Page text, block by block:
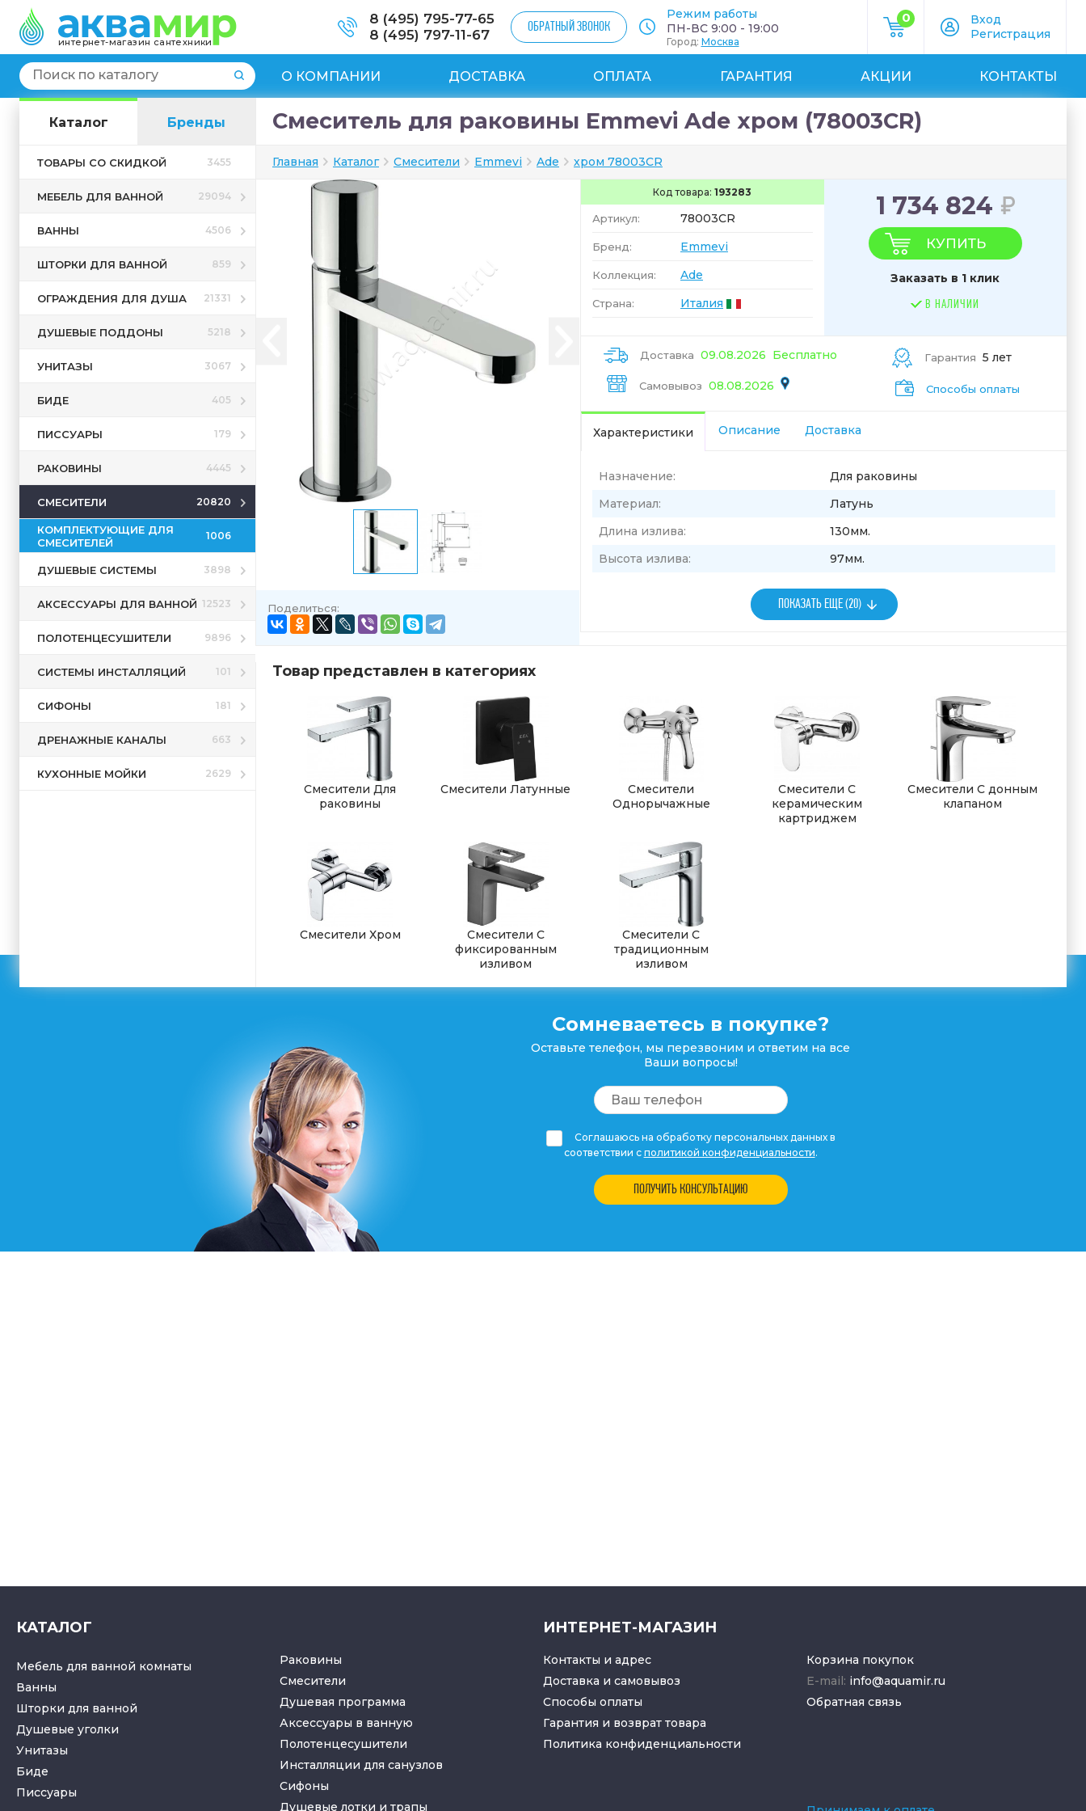
интернет-магазин сантехники
8 (495) 795-77-65
8 (495) 797-11-67
ОБРАТНЫЙ ЗВОНОК
Режим работы
ПН-ВС 9:00 - 19:00
Город: Москва
0
Вход
Регистрация
О КОМПАНИИ ДОСТАВКА ОПЛАТА ГАРАНТИЯ АКЦИИ КОНТАКТЫ
Каталог Бренды
ТОВАРЫ СО СКИДКОЙ 3455
МЕБЕЛЬ ДЛЯ ВАННОЙ 29094
ВАННЫ 4506
ШТОРКИ ДЛЯ ВАННОЙ 859
ОГРАЖДЕНИЯ ДЛЯ ДУША 21331
ДУШЕВЫЕ ПОДДОНЫ 5218
УНИТАЗЫ 3067
БИДЕ 405
ПИССУАРЫ 179
РАКОВИНЫ 4445
СМЕСИТЕЛИ 20820
КОМПЛЕКТУЮЩИЕ ДЛЯ
СМЕСИТЕЛЕЙ
1006
ДУШЕВЫЕ СИСТЕМЫ 3898
АКСЕССУАРЫ ДЛЯ ВАННОЙ 12523
ПОЛОТЕНЦЕСУШИТЕЛИ 9896
СИСТЕМЫ ИНСТАЛЛЯЦИЙ 101
СИФОНЫ 181
ДРЕНАЖНЫЕ КАНАЛЫ 663
КУХОННЫЕ МОЙКИ 2629
Смеситель для раковины Emmevi Ade хром (78003CR)
Главная Каталог Смесители Emmevi Ade хром 78003CR
Поделиться:
Код товара:193283
Артикул: 78003CR
Бренд: Emmevi
Коллекция: Ade
Страна: Италия
1 734 824
КУПИТЬ
Заказать в 1 клик
В НАЛИЧИИ
Доставка 09.08.2026 Бесплатно
Самовывоз 08.08.2026
Гарантия 5 лет
Способы оплаты
Характеристики Описание Доставка
Назначение:
Для раковины
Материал:
Латунь
Длина излива:
130мм.
Высота излива:
97мм.
ПОКАЗАТЬ ЕЩЕ (20)
Товар представлен в категориях
Смесители Для
раковины
Смесители Латунные
Смесители
Однорычажные
Смесители С
керамическим
картриджем
Смесители С донным
клапаном
Смесители Хром
Смесители С
фиксированным
изливом
Смесители С
традиционным
изливом
Сомневаетесь в покупке?
Оставьте телефон, мы перезвоним и ответим на все
Ваши вопросы!
Соглашаюсь на обработку персональных данных в
соответствии с политикой конфиденциальности.
ПОЛУЧИТЬ КОНСУЛЬТАЦИЮ
КАТАЛОГ
Мебель для ванной комнаты
Ванны
Шторки для ванной
Душевые уголки
Унитазы
Биде
Писсуары
Раковины
Смесители
Душевая программа
Аксессуары в ванную
Полотенцесушители
Инсталляции для санузлов
Cифоны
Душевые лотки и трапы
ИНТЕРНЕТ-МАГАЗИН
Контакты и адрес
Доставка и самовывоз
Способы оплаты
Гарантия и возврат товара
Политика конфиденциальности
Корзина покупок
E-mail: info@aquamir.ru
Обратная связь